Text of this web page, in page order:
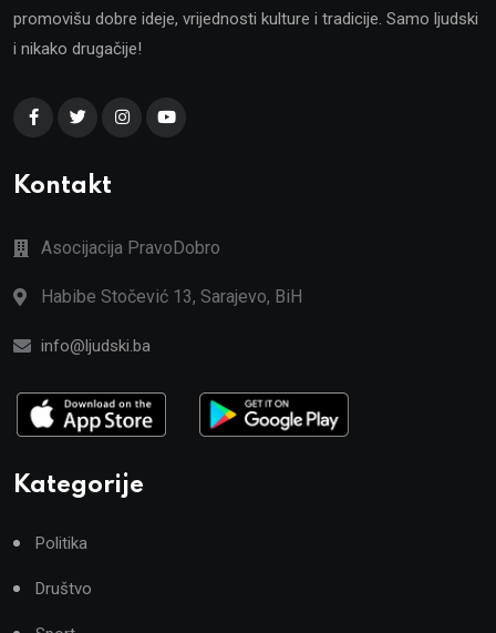
promovišu dobre ideje, vrijednosti kulture i tradicije. Samo ljudski
i nikako drugačije!
Kontakt
Asocijacija PravoDobro
Habibe Stočević 13, Sarajevo, BiH
info@ljudski.ba
Kategorije
Politika
Društvo